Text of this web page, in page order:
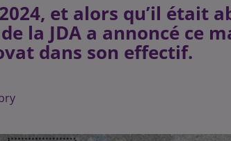
et alors qu’il était
la JDA a annoncé ce
dans son effectif.